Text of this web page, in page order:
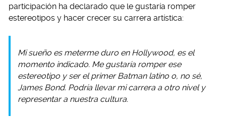
participación ha declarado que le gustaría romper
estereotipos y hacer crecer su carrera artística:
Mi sueño es meterme duro en Hollywood, es el
momento indicado. Me gustaría romper ese
estereotipo y ser el primer Batman latino o, no sé,
James Bond. Podría llevar mi carrera a otro nivel y
representar a nuestra cultura.